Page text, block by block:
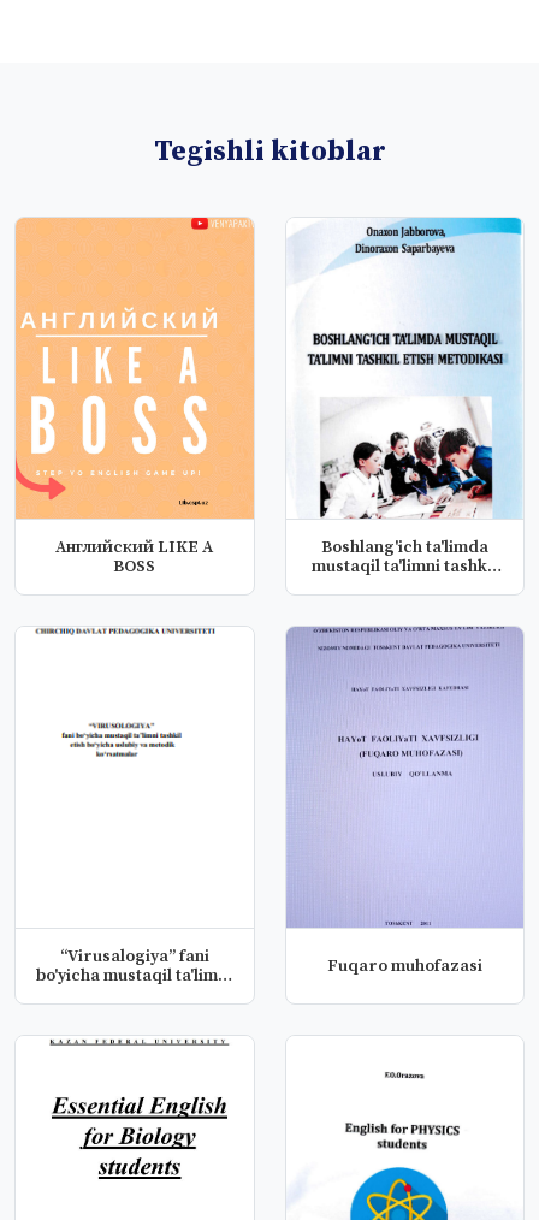
Tegishli kitoblar
Английский LIKE A
BOSS
Boshlang'ich ta'limda
mustaqil ta'limni tashkil
“Virusalogiya” fani
bo'yicha mustaqil ta'limni
Fuqaro muhofazasi